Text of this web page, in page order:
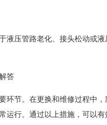
液压管路老化、接头松动或
答
环节。在更换和维修过程中
行。通过以上措施，可以